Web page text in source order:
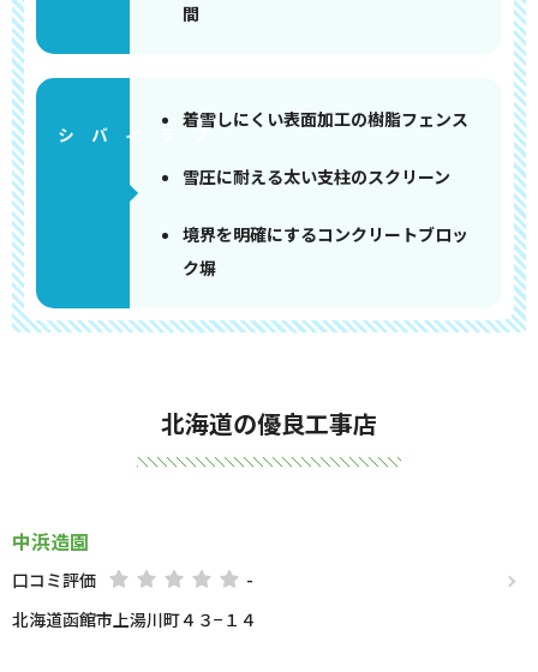
間
着雪しにくい表面加工の樹脂フェンス
雪圧に耐える太い支柱のスクリーン
境界を明確にするコンクリートブロッ
ク塀
北海道の優良工事店
中浜造園
口コミ評価
-
北海道函館市上湯川町４３−１４